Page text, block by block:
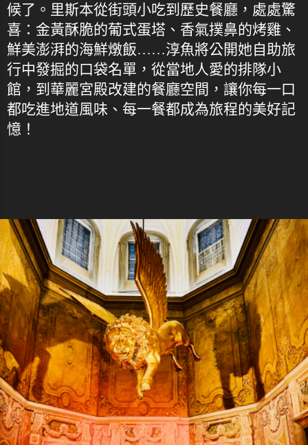
候了。里斯本從街頭小吃到歷史餐廳，處處驚
喜：金黃酥脆的葡式蛋塔、香氣撲鼻的烤雞、
鮮美澎湃的海鮮燉飯……淳魚將公開她自助旅
行中發掘的口袋名單，從當地人愛的排隊小
館，到華麗宮殿改建的餐廳空間，讓你每一口
都吃進地道風味、每一餐都成為旅程的美好記
憶！